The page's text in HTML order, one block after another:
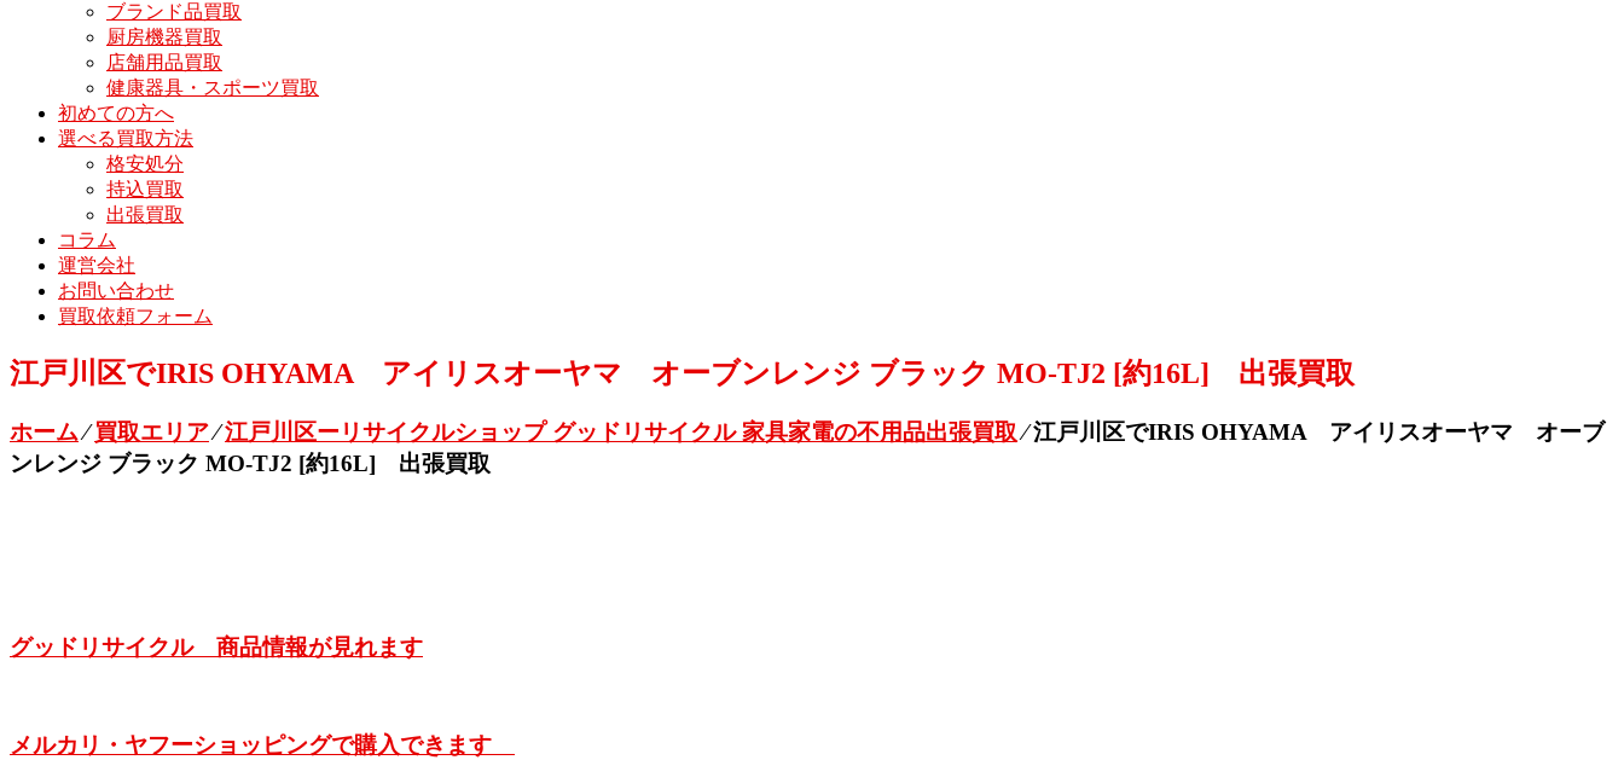
ブランド品買取
厨房機器買取
店舗用品買取
健康器具・スポーツ買取
初めての方へ
選べる買取方法
格安処分
持込買取
出張買取
コラム
運営会社
お問い合わせ
買取依頼フォーム
江戸川区でIRIS OHYAMA アイリスオーヤマ オーブンレンジ ブラック MO-TJ2 [約16L] 出張買取
ホーム⁄買取エリア⁄江戸川区ーリサイクルショップ グッドリサイクル 家具家電の不用品出張買取⁄江戸川区でIRIS OHYAMA アイリスオーヤマ オーブ
ンレンジ ブラック MO-TJ2 [約16L] 出張買取
グッドリサイクル 商品情報が見れます
メルカリ・ヤフーショッピングで購入できます